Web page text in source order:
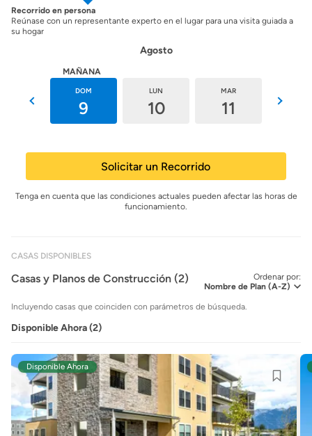
Recorrido en persona
Reúnase con un representante experto en el lugar para una visita guiada a
su hogar
Agosto
MAÑANA
DOM
9
LUN
10
MAR
11
Solicitar un Recorrido
Tenga en cuenta que las condiciones actuales pueden afectar las horas de
funcionamiento.
CASAS DISPONIBLES
Ordenar por:
Casas y Planos de Construcción (2)
Incluyendo casas que coinciden con parámetros de búsqueda.
Disponible Ahora (2)
Disponible Ahora